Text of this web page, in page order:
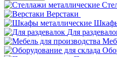
Верстаки
Для